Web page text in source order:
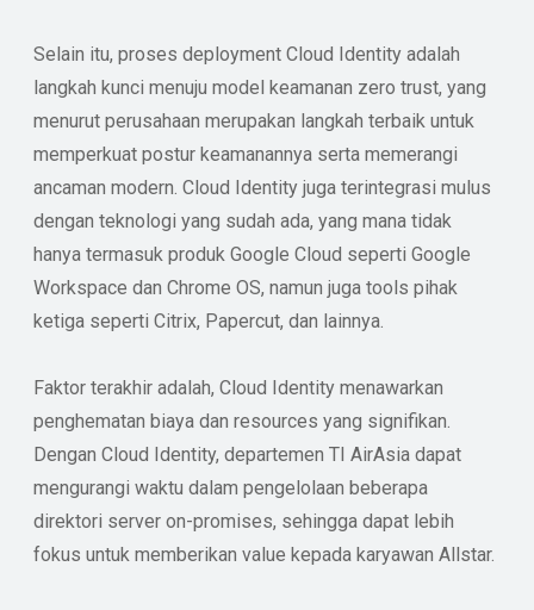
Selain itu, proses deployment Cloud Identity adalah
langkah kunci menuju model keamanan zero trust, yang
menurut perusahaan merupakan langkah terbaik untuk
memperkuat postur keamanannya serta memerangi
ancaman modern. Cloud Identity juga terintegrasi mulus
dengan teknologi yang sudah ada, yang mana tidak
hanya termasuk produk Google Cloud seperti Google
Workspace dan Chrome OS, namun juga tools pihak
ketiga seperti Citrix, Papercut, dan lainnya.
Faktor terakhir adalah, Cloud Identity menawarkan
penghematan biaya dan resources yang signifikan.
Dengan Cloud Identity, departemen TI AirAsia dapat
mengurangi waktu dalam pengelolaan beberapa
direktori server on-promises, sehingga dapat lebih
fokus untuk memberikan value kepada karyawan Allstar.